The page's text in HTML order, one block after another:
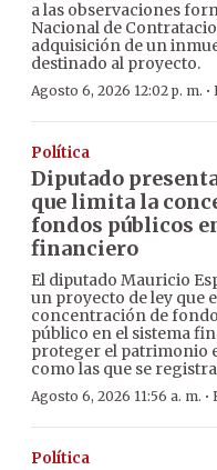
a las observaciones
Nacional de
adquisición de un
destinado al proyecto.
Agosto 6, 2026 12:02 p. m. ·
Política
Diputado
que limita la
fondos públicos
financiero
El diputado Mauricio
un proyecto de ley que
concentración de
público en el sistema
proteger el patrimonio
como las que se
Agosto 6, 2026 11:56 a. m. ·
Política